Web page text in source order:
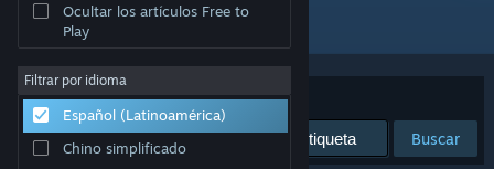
Acerca de
Soporte
Ocultar los artículos Free to
Play
Filtrar por idioma
Español (Latinoamérica)
Chino simplificado
Desarrollador: SEO INSEOK
Ordenar por Relevancia
Buscar